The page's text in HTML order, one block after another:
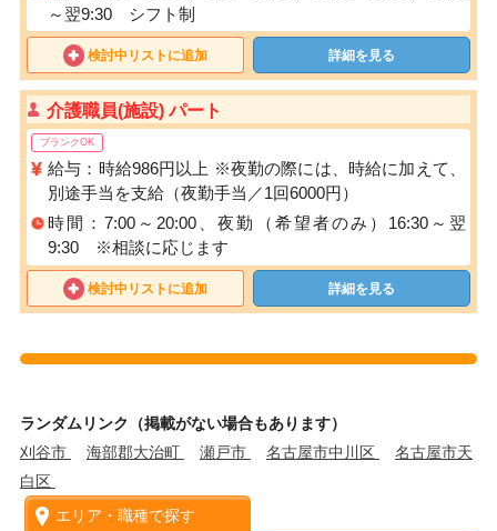
～翌9:30 シフト制
検討中リストに追加 詳細を見る
介護職員(施設) パート
ブランクOK
給与：時給986円以上 ※夜勤の際には、時給に加えて、
別途手当を支給（夜勤手当／1回6000円）
時間：7:00～20:00、夜勤（希望者のみ）16:30～翌
9:30 ※相談に応じます
検討中リストに追加 詳細を見る
ランダムリンク（掲載がない場合もあります）
刈谷市
海部郡大治町 瀬戸市 名古屋市中川区
名古屋市天
白区
エリア・職種で探す